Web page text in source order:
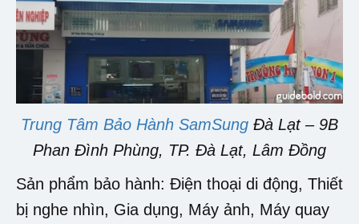
Trung Tâm Bảo Hành SamSung Đà Lạt – 9B
Phan Đình Phùng, TP. Đà Lạt, Lâm Đồng
Sản phẩm bảo hành: Điện thoại di động, Thiết
bị nghe nhìn, Gia dụng, Máy ảnh, Máy quay